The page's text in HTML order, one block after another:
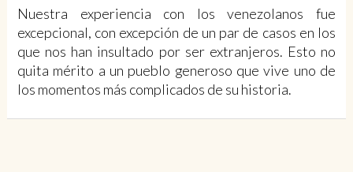
Nuestra experiencia con los venezolanos fue
excepcional, con excepción de un par de casos en los
que nos han insultado por ser extranjeros. Esto no
quita mérito a un pueblo generoso que vive uno de
los momentos más complicados de su historia.